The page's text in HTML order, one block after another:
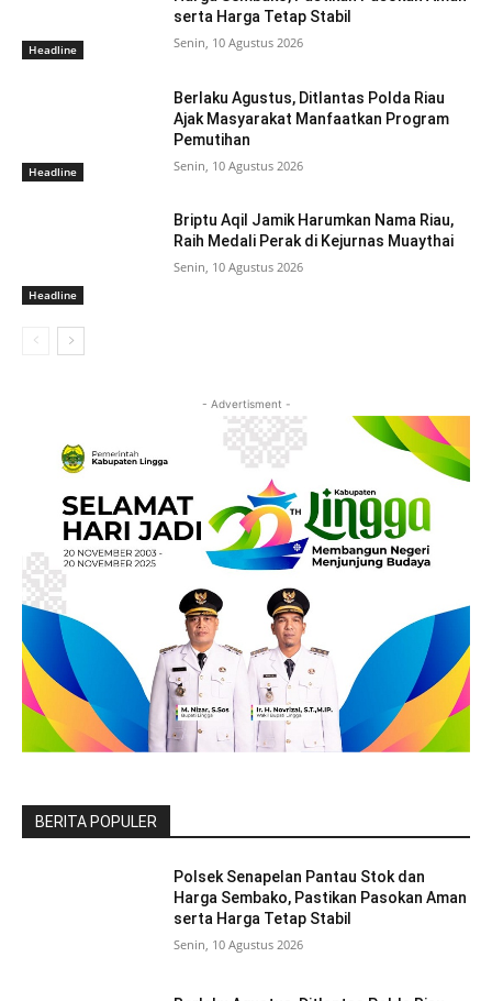
Headline
serta Harga Tetap Stabil
Senin, 10 Agustus 2026
Headline
Berlaku Agustus, Ditlantas Polda Riau
Ajak Masyarakat Manfaatkan Program
Pemutihan
Senin, 10 Agustus 2026
Headline
Briptu Aqil Jamik Harumkan Nama Riau,
Raih Medali Perak di Kejurnas Muaythai
Senin, 10 Agustus 2026
- Advertisment -
BERITA POPULER
Polsek Senapelan Pantau Stok dan
Harga Sembako, Pastikan Pasokan Aman
serta Harga Tetap Stabil
Senin, 10 Agustus 2026